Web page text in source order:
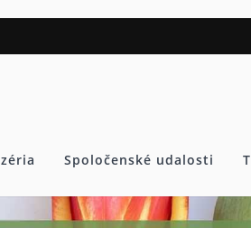
Spoločenské udalosti